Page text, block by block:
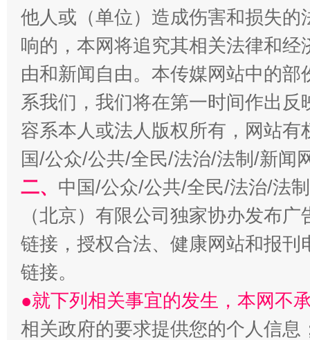
习近平的博鳌关键词
魏明亮
“刷贴”乱象丛生
生
他人或（单位）造成伤害和损失
响的，本网将追究其相关法律和
由和新闻自由。本传媒网站中的
系我们，我们将在第一时间作出
容系本人或法人版权所有，网站
国/公众/公共/全民/法治/法制/新闻
二、 中国/公众/公共/全民/法治/法
（北京）有限公司独家协办发布
链接，授权合法、健康网站和报
链接。
●就下列相关事宜的发生，本网不
相关政府的要求提供您的个人信息